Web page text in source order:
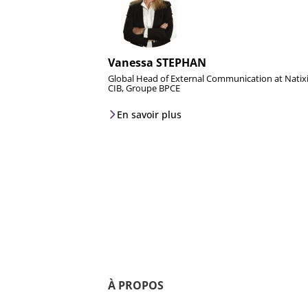
Vanessa STEPHAN
Global Head of External Communication at
CIB, Groupe BPCE
En savoir plus
À PROPOS